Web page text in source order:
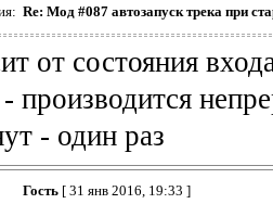
Re: Мод #087автозапуск трека при
от состояния
производится
- один раз
Гость[ 31 янв 2016, 19:33 ]